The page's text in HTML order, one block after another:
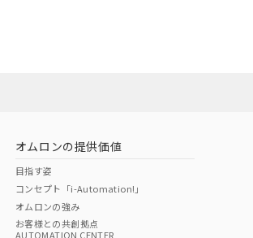
オムロンの提供価値
目指す姿
コンセプト「i-Automation!」
オムロンの強み
お客様との共創拠点
AUTOMATION CENTER